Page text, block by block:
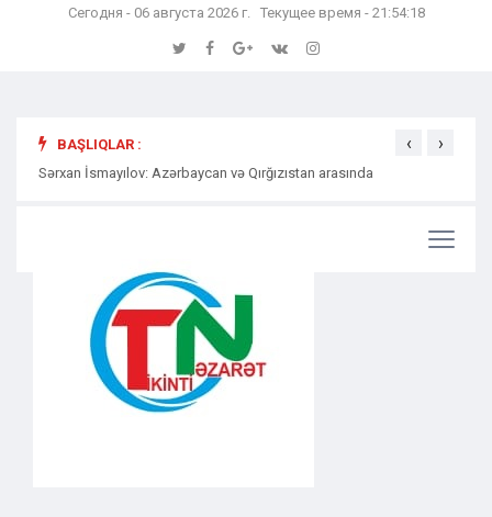
Сегодня - 06 августа 2026 г. Текущее время - 21:54:18
BAŞLIQLAR :
Sərxan İsmayılov: Azərbaycan və Qırğızıstan arasında
‹ ›